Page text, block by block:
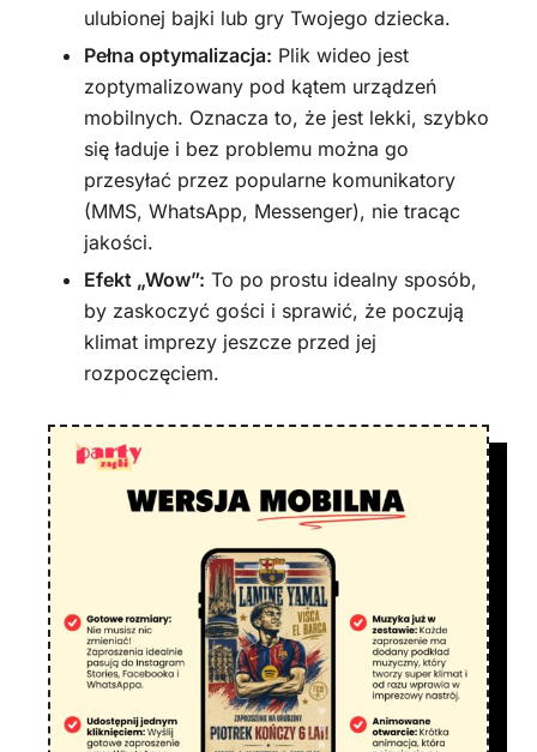
ulubionej bajki lub gry Twojego dziecka.
Pełna optymalizacja: Plik wideo jest
zoptymalizowany pod kątem urządzeń
mobilnych. Oznacza to, że jest lekki, szybko
się ładuje i bez problemu można go
przesyłać przez popularne komunikatory
(MMS, WhatsApp, Messenger), nie tracąc
jakości.
Efekt „Wow”: To po prostu idealny sposób,
by zaskoczyć gości i sprawić, że poczują
klimat imprezy jeszcze przed jej
rozpoczęciem.